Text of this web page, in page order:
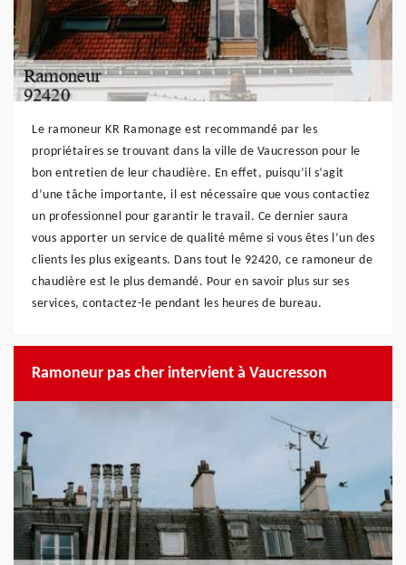
Le ramoneur KR Ramonage est recommandé par les
propriétaires se trouvant dans la ville de Vaucresson pour le
bon entretien de leur chaudière. En effet, puisqu’il s’agit
d’une tâche importante, il est nécessaire que vous contactiez
un professionnel pour garantir le travail. Ce dernier saura
vous apporter un service de qualité même si vous êtes l’un des
clients les plus exigeants. Dans tout le 92420, ce ramoneur de
chaudière est le plus demandé. Pour en savoir plus sur ses
services, contactez-le pendant les heures de bureau.
Ramoneur pas cher intervient à Vaucresson